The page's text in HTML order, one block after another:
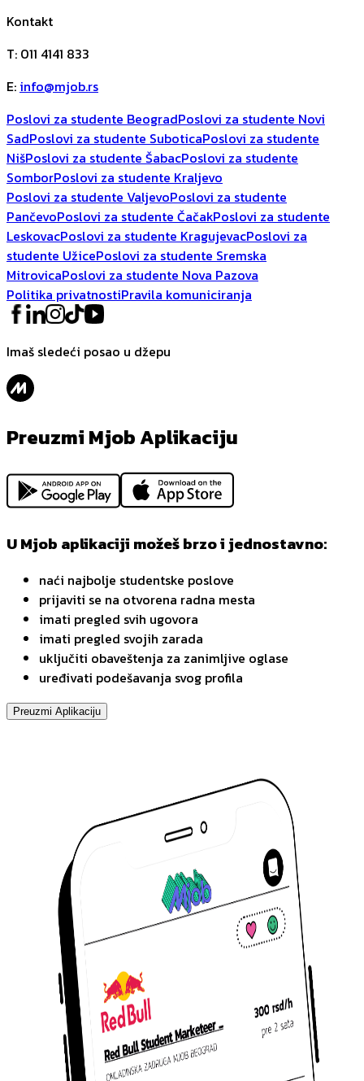
Kontakt
T: 011 4141 833
E: info@mjob.rs
Poslovi za studente BeogradPoslovi za studente Novi
SadPoslovi za studente SuboticaPoslovi za studente
NišPoslovi za studente ŠabacPoslovi za studente
SomborPoslovi za studente Kraljevo
Poslovi za studente ValjevoPoslovi za studente
PančevoPoslovi za studente ČačakPoslovi za studente
LeskovacPoslovi za studente KragujevacPoslovi za
studente UžicePoslovi za studente Sremska
MitrovicaPoslovi za studente Nova Pazova
Politika privatnostiPravila komuniciranja
Imaš sledeći posao u džepu
Preuzmi Mjob Aplikaciju
U Mjob aplikaciji možeš brzo i jednostavno:
naći najbolje studentske poslove
prijaviti se na otvorena radna mesta
imati pregled svih ugovora
imati pregled svojih zarada
uključiti obaveštenja za zanimljive oglase
uređivati podešavanja svog profila
Preuzmi Aplikaciju